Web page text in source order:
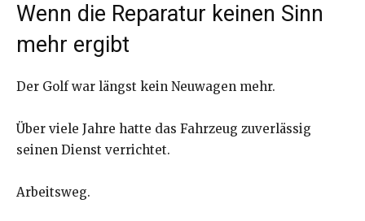
Wenn die Reparatur keinen Sinn
mehr ergibt
Der Golf war längst kein Neuwagen mehr.
Über viele Jahre hatte das Fahrzeug zuverlässig
seinen Dienst verrichtet.
Arbeitsweg.